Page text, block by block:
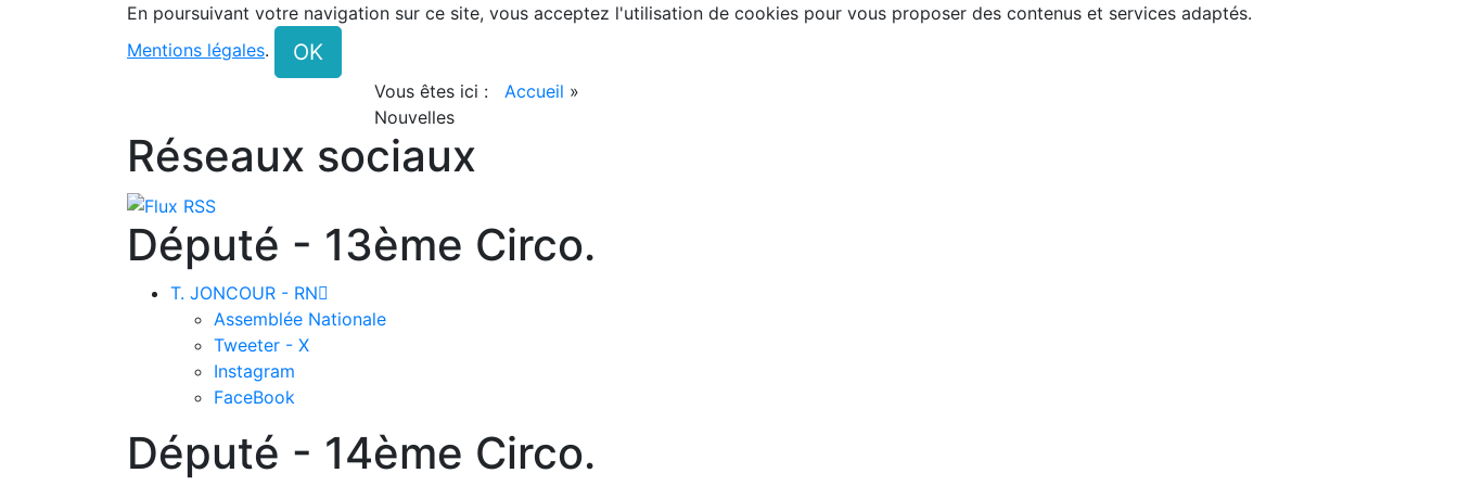
En poursuivant votre navigation sur ce site, vous acceptez l'utilisation de cookies pour vous proposer des contenus et services adaptés.
Mentions légales. OK
Vous êtes ici : Accueil »
Nouvelles
Réseaux sociaux
Député - 13ème Circo.
T. JONCOUR - RN
Assemblée Nationale
Tweeter - X
Instagram
FaceBook
Député - 14ème Circo.